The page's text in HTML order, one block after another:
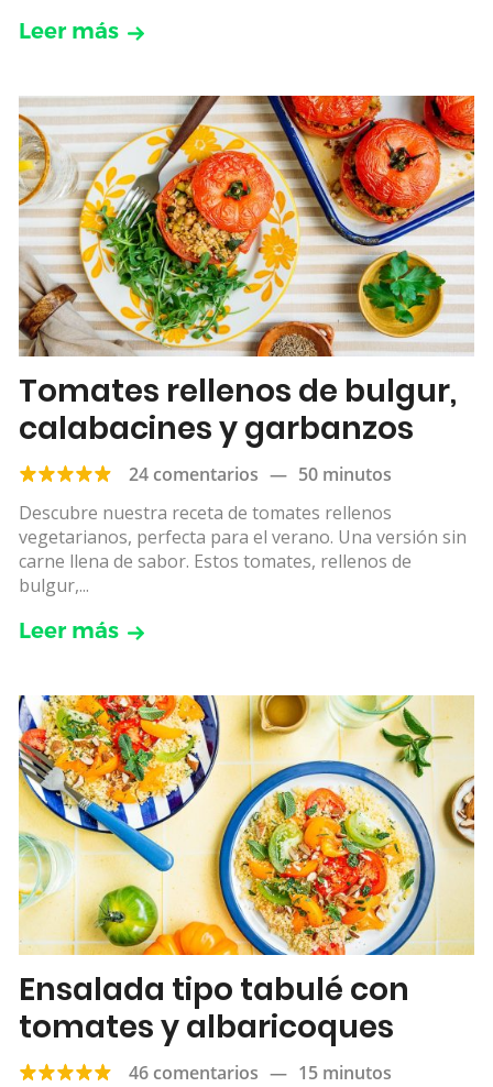
Leer más
Tomates rellenos de bulgur,
calabacines y garbanzos
24 comentarios — 50 minutos
Descubre nuestra receta de tomates rellenos
vegetarianos, perfecta para el verano. Una versión sin
carne llena de sabor. Estos tomates, rellenos de
bulgur,...
Leer más
Ensalada tipo tabulé con
tomates y albaricoques
46 comentarios — 15 minutos